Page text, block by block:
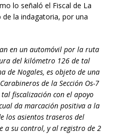
lo señaló el Fiscal de La
de la indagatoria, por una
en un automóvil por la ruta
del kilómetro 126 de tal
de Nogales, es objeto de una
de la Sección Os-7
fiscalización con el apoyo
da marcación positiva a la
los asientos traseros del
a su control, y al registro de 2